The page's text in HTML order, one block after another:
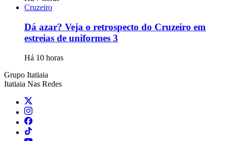
Cruzeiro
Dá azar? Veja o retrospecto do Cruzeiro em
estreias de uniformes 3
Há 10 horas
Grupo Itatiaia
Itatiaia Nas Redes